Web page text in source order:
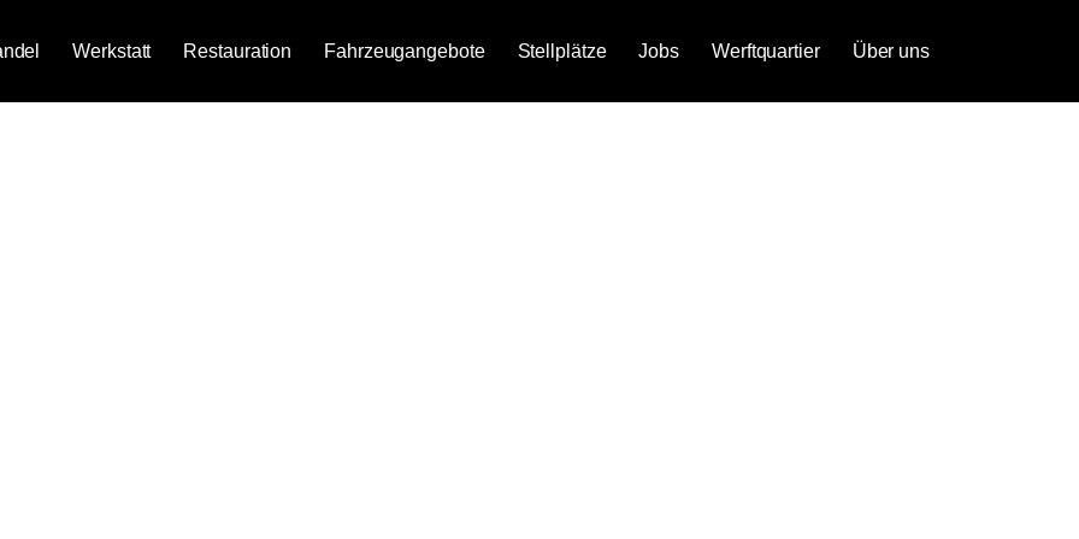
Werkstatt Restauration Fahrzeugangebote Stellplätze Jobs Werftquartier Über uns